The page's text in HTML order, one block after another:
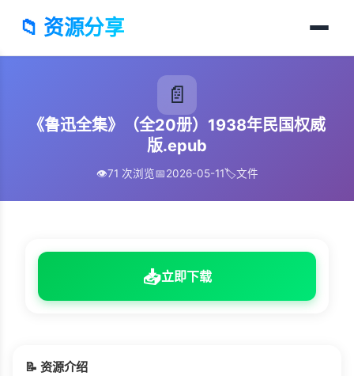
📁 资源分享
📄
《鲁迅全集》（全20册）1938年民国权威
版.epub
👁️71 次浏览📅2026-05-11🏷️文件
📥立即下载
📝 资源介绍